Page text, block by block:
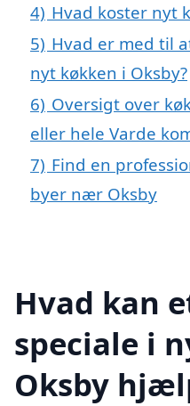
4) Hvad koster nyt
5) Hvad er med til
nyt køkken i Oksby?
6) Oversigt over
eller hele Varde
7) Find en
byer nær Oksby
Hvad kan
speciale i
Oksby